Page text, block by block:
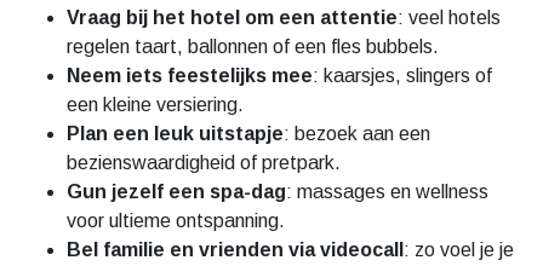
Vraag bij het hotel om een attentie: veel hotels
regelen taart, ballonnen of een fles bubbels.
Neem iets feestelijks mee: kaarsjes, slingers of
een kleine versiering.
Plan een leuk uitstapje: bezoek aan een
bezienswaardigheid of pretpark.
Gun jezelf een spa-dag: massages en wellness
voor ultieme ontspanning.
Bel familie en vrienden via videocall : zo voel je je